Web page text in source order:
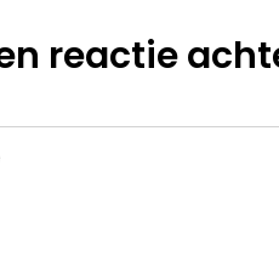
reactie